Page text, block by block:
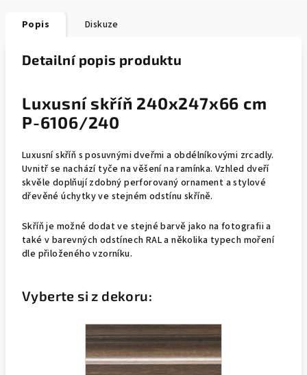
Popis Diskuze
Detailní popis produktu
Luxusní skříň 240x247x66 cm
P-6106/240
Luxusní skříň s posuvnými dveřmi a obdélníkovými zrcadly.
Uvnitř se nachází tyče na věšení na ramínka. Vzhled dveří
skvěle doplňují zdobný perforovaný ornament a stylové
dřevěné úchytky ve stejném odstínu skříně.
Skříň je možné dodat ve stejné barvě jako na fotografii a
také v barevných odstínech RAL a několika typech moření
dle přiloženého vzorníku.
Vyberte si z dekoru: